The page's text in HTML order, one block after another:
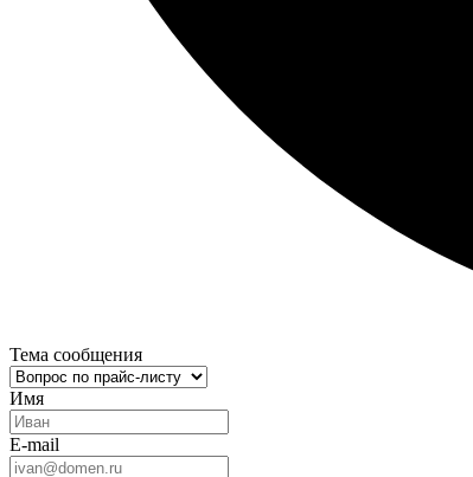
Тема сообщения
Имя
E-mail